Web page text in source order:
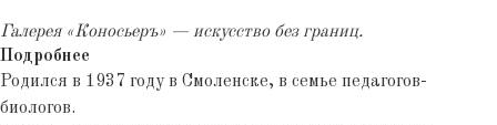
Галерея «Коносьеръ» — искусство без границ.
Подробнее
Родился в 1937 году в Смоленске, в семье педагогов-
биологов.